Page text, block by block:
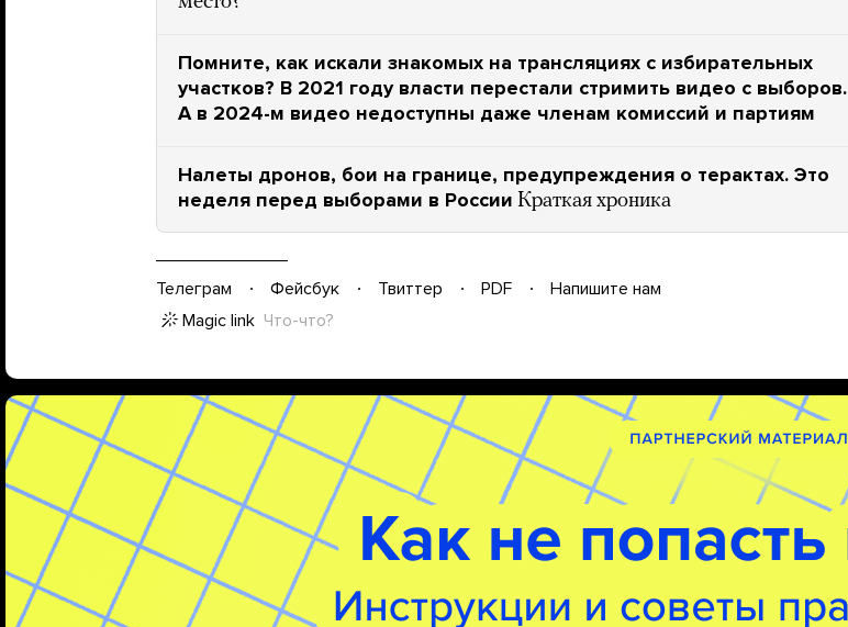
Помните, как искали знакомых на трансляциях с избирательных
участков? В 2021 году власти перестали стримить видео с выборов.
А в 2024-м видео недоступны даже членам комиссий и партиям
Налеты дронов, бои на границе, предупреждения о терактах. Это
неделя перед выборами в России Краткая хроника
Телеграм Фейсбук Твиттер PDF
Напишите нам
Magic link Что-что?